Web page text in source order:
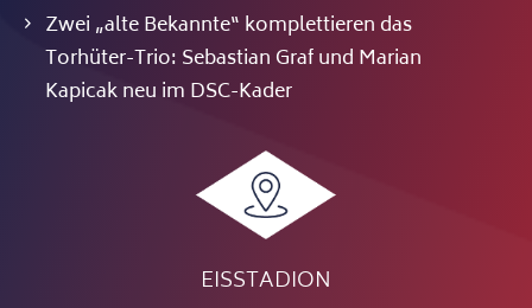
Zwei „alte Bekannte“ komplettieren das
Torhüter-Trio: Sebastian Graf und Marian
Kapicak neu im DSC-Kader
EISSTADION